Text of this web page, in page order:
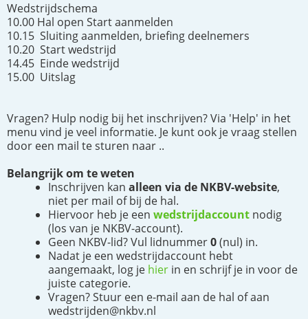
Wedstrijdschema
10.00 Hal open Start aanmelden
10.15 Sluiting aanmelden, briefing deelnemers
10.20 Start wedstrijd
14.45 Einde wedstrijd
15.00 Uitslag
Vragen? Hulp nodig bij het inschrijven? Via 'Help' in het
menu vind je veel informatie. Je kunt ook je vraag stellen
door een mail te sturen naar ..
Belangrijk om te weten
Inschrijven kan alleen via de NKBV-website,
niet per mail of bij de hal.
Hiervoor heb je een wedstrijdaccount nodig
(los van je NKBV-account).
Geen NKBV-lid? Vul lidnummer0(nul) in.
Nadat je een wedstrijdaccount hebt
aangemaakt, log je hier in en schrijf je in voor de
juiste categorie.
Vragen? Stuur een e-mail aan de hal of aan
wedstrijden@nkbv.nl